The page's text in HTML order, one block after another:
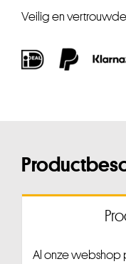
Veilig en
Al onze webshop